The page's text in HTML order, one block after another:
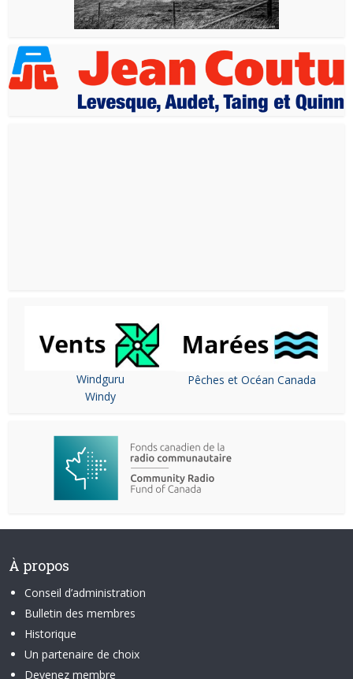
Windguru
Windy
Pêches et Océan Canada
À propos
Conseil d’administration
Bulletin des membres
Historique
Un partenaire de choix
Devenez membre